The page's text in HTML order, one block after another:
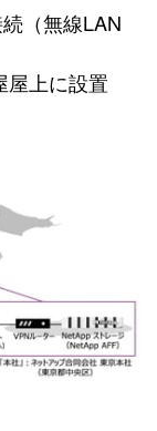
（無線LAN
屋上に設置